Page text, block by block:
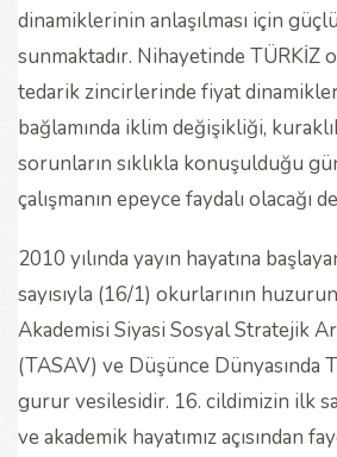
dinamiklerinin anlaşılması için
sunmaktadır. Nihayetinde TÜRKİZ
tedarik zincirlerinde fiyat
bağlamında iklim değişikliği,
sorunların sıklıkla konuşulduğu
çalışmanın epeyce faydalı olacağı
2010 yılında yayın hayatına
sayısıyla (16/1) okurlarının
Akademisi Siyasi Sosyal Stratejik
(TASAV) ve Düşünce Dünyasında
gurur vesilesidir. 16. cildimizin ilk
ve akademik hayatımız açısından